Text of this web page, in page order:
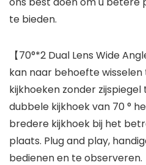
te bieden.
【70°*2 Dual Lens Wide
kan naar behoefte
kijkhoeken zonder
dubbele kijkhoek van 70 °
bredere kijkhoek bij het
plaats. Plug and play,
bedienen en te observeren.